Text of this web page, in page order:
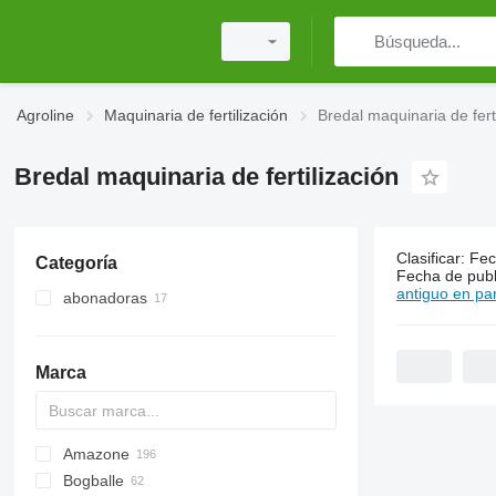
Agroline Maquinaria de fertilización Bredal maquinaria de
Bredal maquinaria de fertilización
Categoría
abonadoras
Marca
Exacta
XPL
Amazone
Catros
HTS
TSW
ELYTE
Bogballe
17
Clasificar:
Fecha de
antiguo en